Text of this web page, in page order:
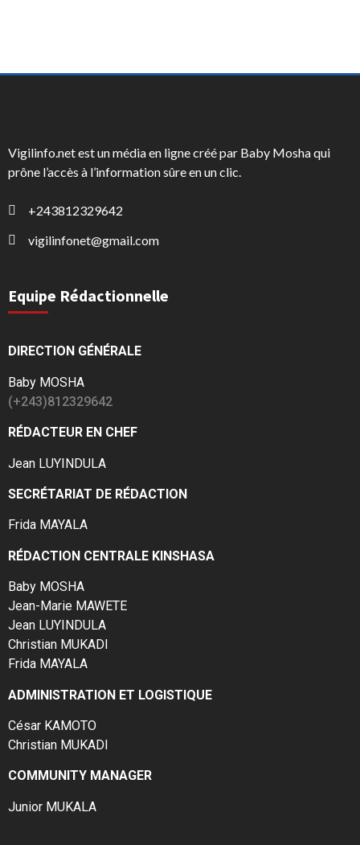
Vigilinfo.net est un média en ligne créé par Baby Mosha qui
prône l’accès à l’information sûre en un clic.
+243812329642
vigilinfonet@gmail.com
Equipe Rédactionnelle
DIRECTION GÉNÉRALE
Baby MOSHA
(+243)812329642
RÉDACTEUR EN CHEF
Jean LUYINDULA
SECRÉTARIAT DE RÉDACTION
Frida MAYALA
RÉDACTION CENTRALE KINSHASA
Baby MOSHA
Jean-Marie MAWETE
Jean LUYINDULA
Christian MUKADI
Frida MAYALA
ADMINISTRATION ET LOGISTIQUE
César KAMOTO
Christian MUKADI
COMMUNITY MANAGER
Junior MUKALA